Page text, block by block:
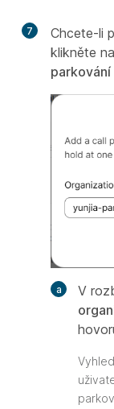
7
Chcete-li
klikněte na
parkování
V